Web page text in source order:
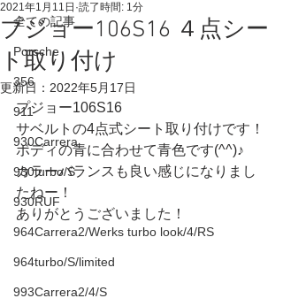
全ての記事
Porsche
356
911
930Carrera
930turbo/S
930RUF
964Carrera2/Werks turbo look/4/RS
964turbo/S/limited
993Carrera2/4/S
プジョー106S16 ４点シー
ト取り付け
2021年1月11日 読了時間: 1分
更新日： 2022年5月17日
プジョー106S16
サベルトの4点式シート取り付けです！
ボディの青に合わせて青色です(^^)♪
カラーバランスも良い感じになりまし
たねー！
ありがとうございました！